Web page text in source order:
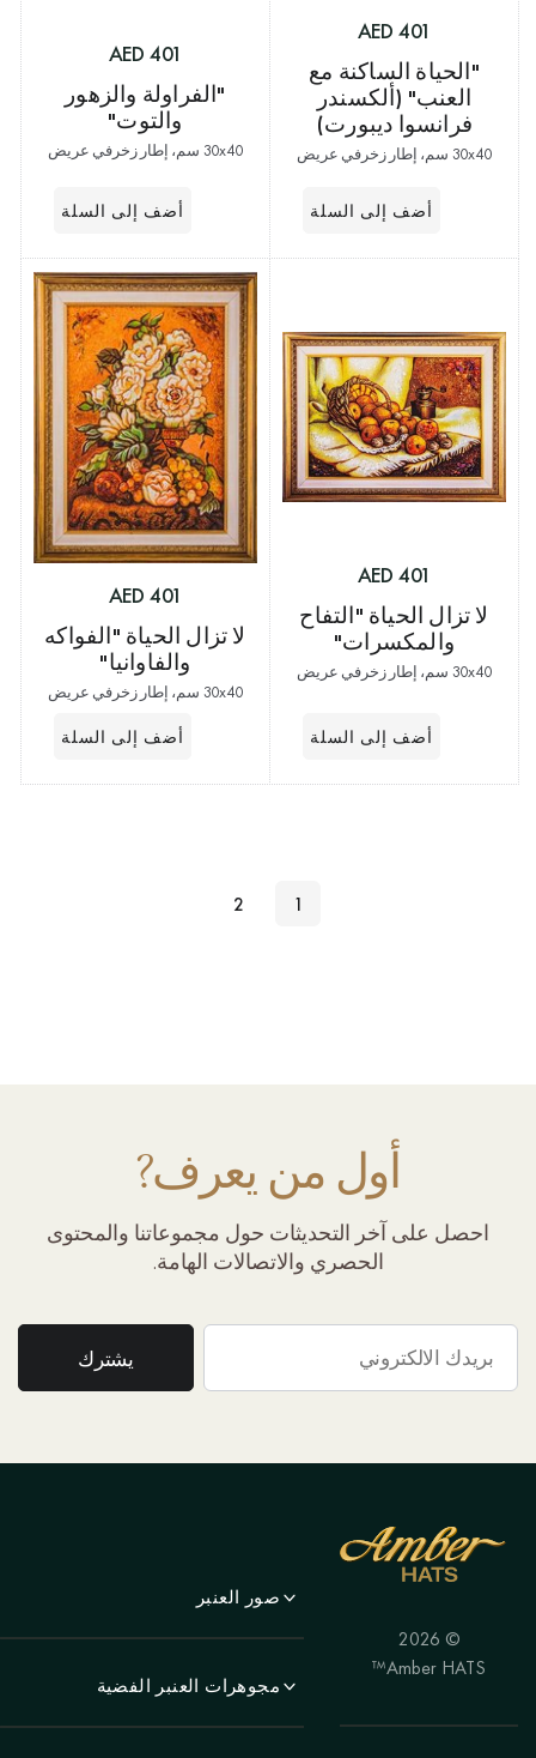
401 AED
"الحياة الساكنة مع
العنب" (ألكسندر
فرانسوا ديبورت)
30x40 سم، إطار زخرفي عريض
401 AED
"الفراولة والزهور
والتوت"
30x40 سم، إطار زخرفي عريض
401 AED
لا تزال الحياة "التفاح
والمكسرات"
30x40 سم، إطار زخرفي عريض
401 AED
لا تزال الحياة "الفواكه
والفاوانيا"
30x40 سم، إطار زخرفي عريض
1
2
أول من يعرف?
احصل على آخر التحديثات حول مجموعاتنا والمحتوى
الحصري والاتصالات الهامة.
© 2026
Amber HATS™
صور العنبر
لَوحَة
منظر جمالي
مجوهرات العنبر الفضية
الأقراط